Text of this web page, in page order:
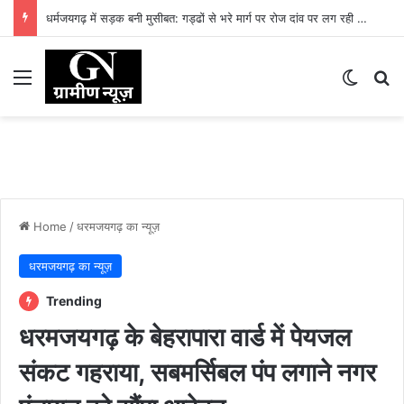
धर्मजयगढ़ में सड़क बनी मुसीबत: गड्ढों से भरे मार्ग पर रोज दांव पर लग रही लोगों की जान
Menu
Home /धरमजयगढ़ का न्यूज़
धरमजयगढ़ का न्यूज़
Trending
धरमजयगढ़ के बेहरापारा वार्ड में पेयजल
संकट गहराया, सबमर्सिबल पंप लगाने नगर